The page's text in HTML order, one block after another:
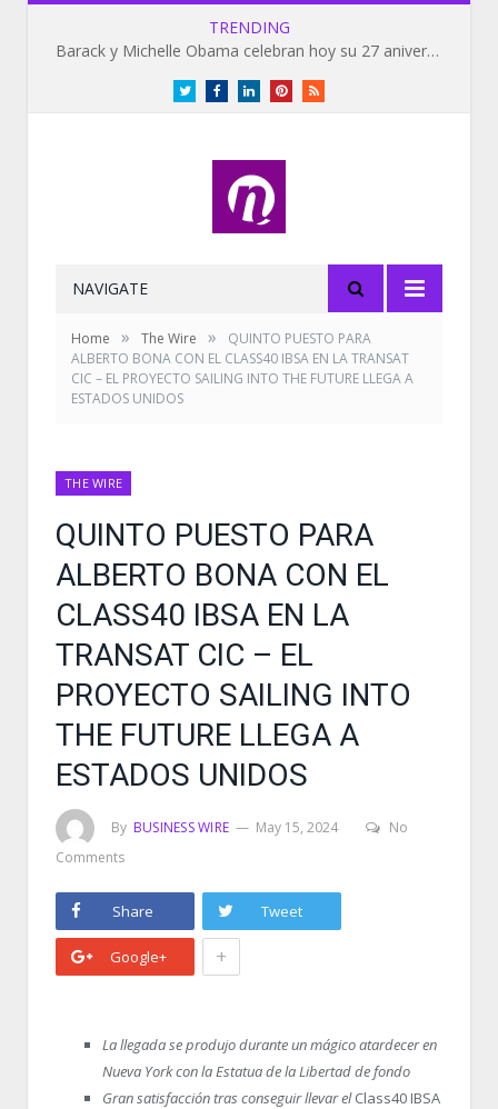
TRENDING
Barack y Michelle Obama celebran hoy su 27 aniversario de bodas
TwitterFacebookLinkedInPinterestRSS
NAVIGATE
Home » The Wire »
QUINTO PUESTO PARA
ALBERTO BONA CON EL CLASS40 IBSA EN LA TRANSAT
CIC – EL PROYECTO SAILING INTO THE FUTURE LLEGA A
ESTADOS UNIDOS
THE WIRE
QUINTO PUESTO PARA
ALBERTO BONA CON EL
CLASS40 IBSA EN LA
TRANSAT CIC – EL
PROYECTO SAILING INTO
THE FUTURE LLEGA A
ESTADOS UNIDOS
By BUSINESS WIRE May 15, 2024
No
Comments
Share Tweet
Google+ +
La llegada se produjo durante un mágico atardecer en
Nueva York con la Estatua de la Libertad de fondo
Gran satisfacción tras conseguir llevar elClass40 IBSA